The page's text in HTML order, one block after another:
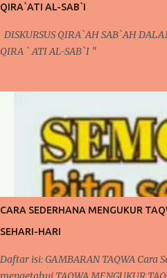
QIRA`ATI AL-SAB`I
DISKURSUS QIRA`AH SAB`AH
QIRA ` ATI AL-SAB`I ”
CARA SEDERHANA MENGUKUR
SEHARI-HARI
Daftar isi: GAMBARAN TAQWA Cara